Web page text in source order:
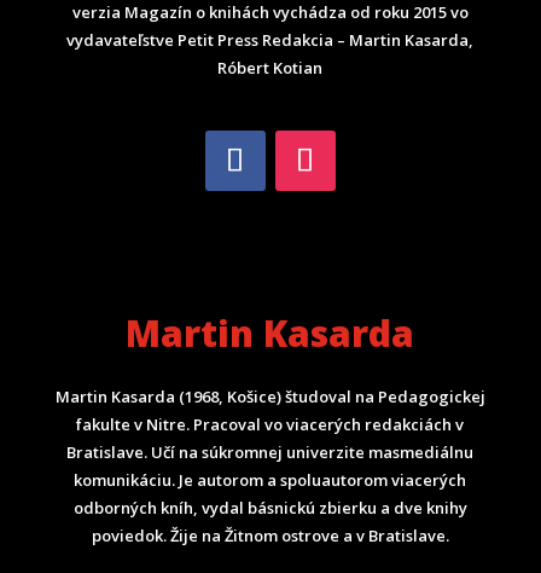
verzia Magazín o knihách vychádza od roku 2015 vo
vydavateľstve Petit Press Redakcia – Martin Kasarda,
Róbert Kotian
Martin Kasarda
Martin Kasarda (1968, Košice) študoval na Pedagogickej
fakulte v Nitre. Pracoval vo viacerých redakciách v
Bratislave. Učí na súkromnej univerzite masmediálnu
komunikáciu. Je autorom a spoluautorom viacerých
odborných kníh, vydal básnickú zbierku a dve knihy
poviedok. Žije na Žitnom ostrove a v Bratislave.